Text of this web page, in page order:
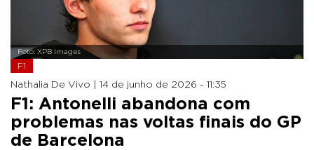
Foto: XPB Images
F1
Nathalia De Vivo | 14 de junho de 2026 - 11:35
F1: Antonelli abandona com
problemas nas voltas finais do GP
de Barcelona